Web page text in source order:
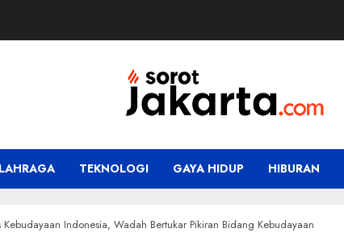
TEKNOLOGI GAYA HIDUP HIBURAN
Kebudayaan Indonesia, Wadah Bertukar Pikiran Bidang Kebudayaan